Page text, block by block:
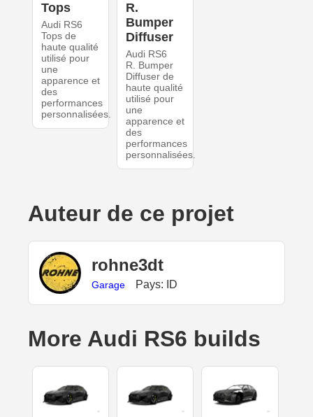
Tops
Audi RS6
Tops de
haute qualité
utilisé pour
une
apparence et
des
performances
personnalisées.
R.
Bumper
Diffuser
Audi RS6
R. Bumper
Diffuser de
haute qualité
utilisé pour
une
apparence et
des
performances
personnalisées.
Auteur de ce projet
rohne3dt
Garage Pays: ID
More Audi RS6 builds